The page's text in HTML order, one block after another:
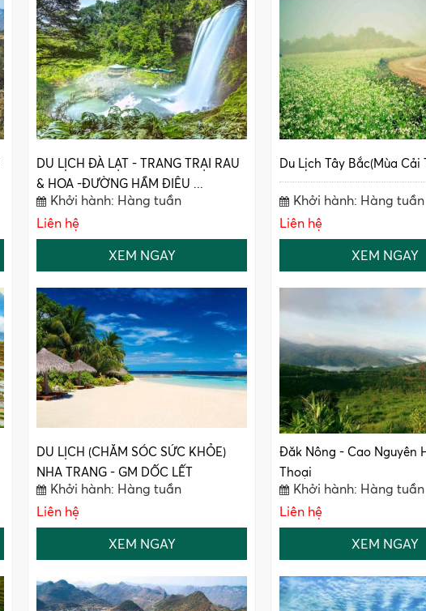
DU LỊCH ĐÀ LẠT - TRANG TRẠI RAU
& HOA -ĐƯỜNG HẦM ĐIÊU ...
Khởi hành: Hàng tuần
Liên hệ
XEM NGAY
Du Lịch Tây Bắc(Mùa Cải
Khởi hành: Hàng tuần
Liên hệ
XEM NGAY
DU LỊCH (CHĂM SÓC SỨC KHỎE)
NHA TRANG - GM DỐC LẾT
Khởi hành: Hàng tuần
Liên hệ
XEM NGAY
Đăk Nông - Cao Nguyên
Thoại
Khởi hành: Hàng tuần
Liên hệ
XEM NGAY